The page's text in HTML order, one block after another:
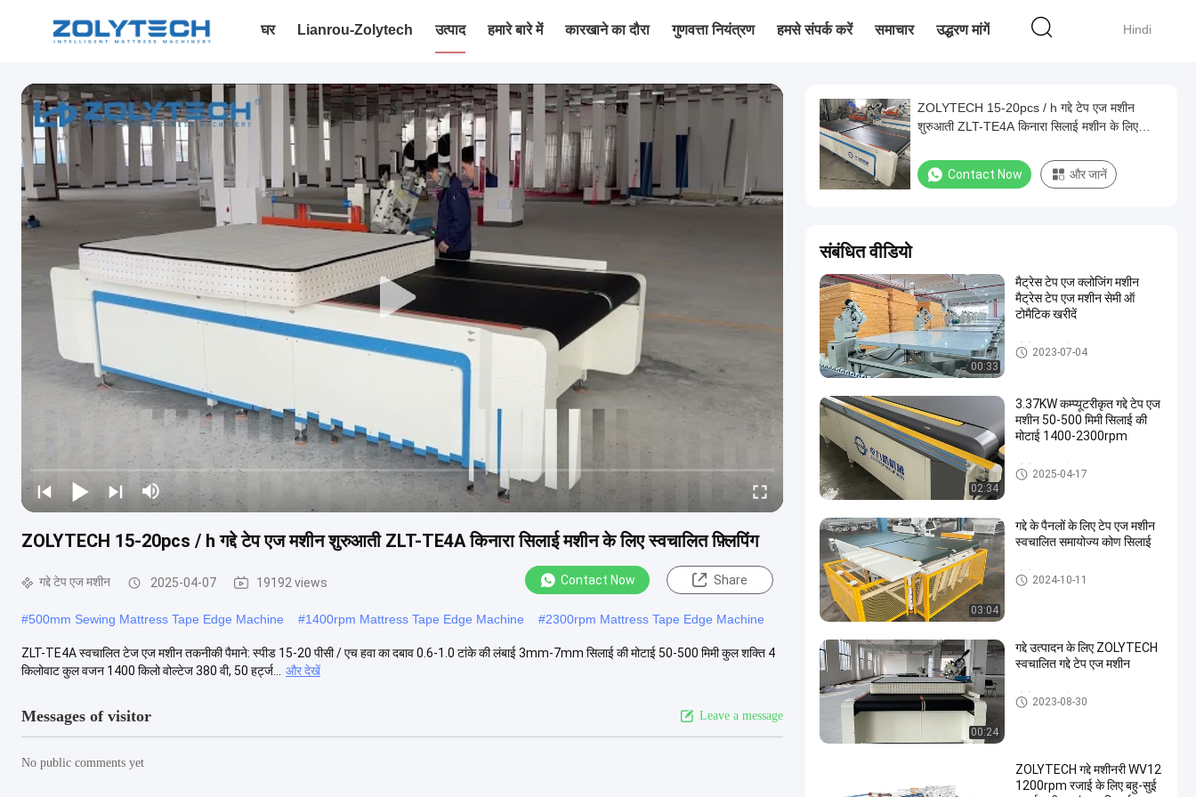
Hindi
घर Lianrou-Zolytech उत्पाद हमारे बारे में कारखाने का दौरा गुणवत्ता नियंत्रण हमसे संपर्क करें समाचार उद्धरण मांगें
ZOLYTECH 15-20pcs / h गद्दे टेप एज मशीन शुरुआती ZLT-TE4A किनारा सिलाई मशीन के लिए स्वचालित फ़्लिपिंग
गद्दे टेप एज मशीन 2025-04-07 19192 views Contact Now Share
#500mm Sewing Mattress Tape Edge Machine #1400rpm Mattress Tape Edge Machine #2300rpm Mattress Tape Edge Machine
ZLT-TE4A स्वचालित टेज एज मशीन तकनीकी पैमाने: स्पीड 15-20 पीसी / एच हवा का दबाव 0.6-1.0 टांके की लंबाई 3mm-7mm सिलाई की मोटाई 50-500 मिमी कुल शक्ति 4
किलोवाट कुल वजन 1400 किलो वोल्टेज 380 वी, 50 हर्ट्ज...
और देखें
Messages of visitor Leave a message
No public comments yet
ZOLYTECH 15-20pcs / h गद्दे टेप एज मशीन
शुरुआती ZLT-TE4A किनारा सिलाई मशीन के लिए
Contact Now और जानें
संबंधित वीडियो
00:33
मैट्रेस टेप एज क्लोजिंग मशीन
मैट्रेस टेप एज मशीन सेमी ऑ
टोमैटिक खरीदें
गद्दे टेप एज मशीन
2023-07-04
02:34
3.37KW कम्प्यूटरीकृत गद्दे टेप एज
मशीन 50-500 मिमी सिलाई की
मोटाई 1400-2300rpm
गद्दे टेप एज मशीन
2025-04-17
03:04
गद्दे के पैनलों के लिए टेप एज मशीन
स्वचालित समायोज्य कोण सिलाई
गद्दे टेप एज मशीन
2024-10-11
00:24
गद्दे उत्पादन के लिए ZOLYTECH
स्वचालित गद्दे टेप एज मशीन
गद्दे टेप एज मशीन
2023-08-30
ZOLYTECH गद्दे मशीनरी WV12
1200rpm रजाई के लिए बहु-सुई